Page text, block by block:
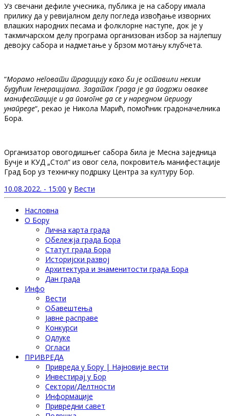
Уз свечани дефиле учесника, публика је на сабору имала
прилику да у ревијалном делу погледа извођање изворних
влашких народних песама и фолклорне наступе, док је у
такмичарском делу програма организован избор за најлепшу
девојку сабора и надметање у брзом мотању клубчета.
“Морамо неговати традицију како би је оставили неким
будућим генерацијама. Задатак Града је да подржи овакве
манифестације и да помогне да се у наредном периоду
унапреде“, рекао је Никола Марић, помоћник градоначелника
Бора.
Организатор овогодишњег сабора била је Месна заједница
Бучје и КУД „Стол“ из овог села, покровитељ манифестације
Град Бор уз техничку подршку Центра за културу Бор.
10.08.2022. - 15:00 у Вести
Насловна
О Бору
Лична карта града
Обележја града Бора
Статут града Бора
Историјски развој
Архитектура и знаменитости града Бора
Дан града
Инфо
Вести
Обавештења
Јавне расправе
Конкурси
Одлуке
Огласи
ПРИВРЕДА
Привреда у Бору | Најновије вести
Инвестирај у Бор
Сектори/Делтности
Информације
Привредни савет